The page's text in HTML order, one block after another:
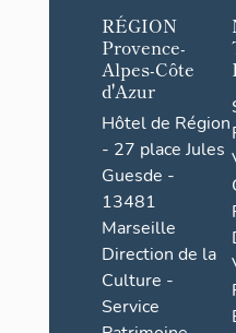
RÉGION
Provence-
Alpes-Côte
d'Azur
Hôtel de Région
- 27 place Jules
Guesde -
13481
Marseille
Direction de la
Culture -
Service